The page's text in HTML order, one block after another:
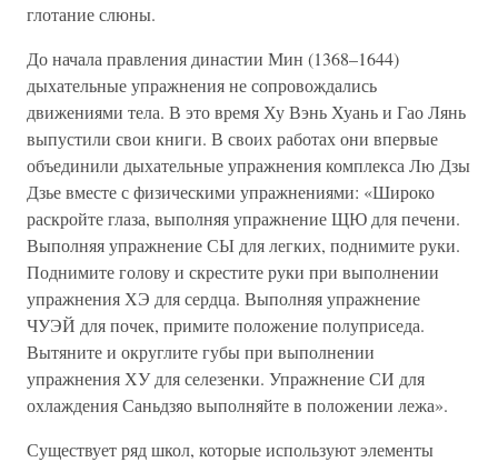
глотание слюны.
До начала правления династии Мин (1368–1644)
дыхательные упражнения не сопровождались
движениями тела. В это время Ху Вэнь Хуань и Гао Лянь
выпустили свои книги. В своих работах они впервые
объединили дыхательные упражнения комплекса Лю Дзы
Дзье вместе с физическими упражнениями: «Широко
раскройте глаза, выполняя упражнение ЩЮ для печени.
Выполняя упражнение СЫ для легких, поднимите руки.
Поднимите голову и скрестите руки при выполнении
упражнения ХЭ для сердца. Выполняя упражнение
ЧУЭЙ для почек, примите положение полуприседа.
Вытяните и округлите губы при выполнении
упражнения ХУ для селезенки. Упражнение СИ для
охлаждения Саньдзяо выполняйте в положении лежа».
Существует ряд школ, которые используют элементы